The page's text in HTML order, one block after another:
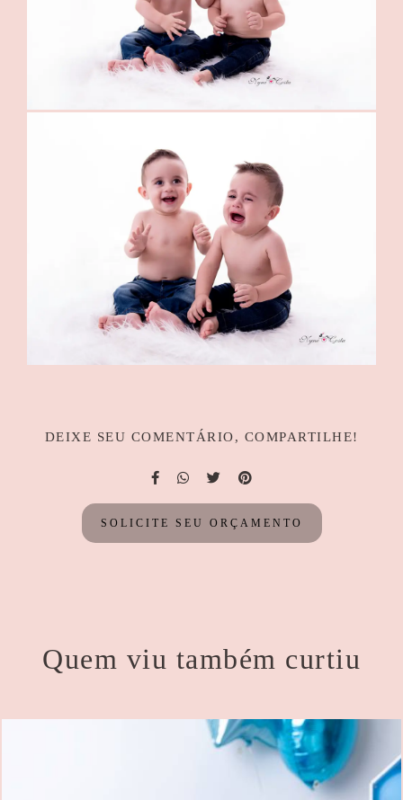
DEIXE SEU COMENTÁRIO, COMPARTILHE!
SOLICITE SEU ORÇAMENTO
Quem viu também curtiu